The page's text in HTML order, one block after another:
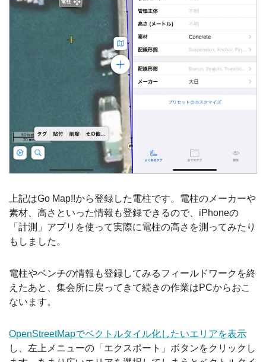
上記はGo Map!!から登録した電柱です。電柱のメーカーや
素材、高さといった情報も登録できるので、iPhoneの
「計測」アプリを使って実際に電柱の高さを測ってみたり
もしました。
電柱やベンチの情報も登録してみるフィールドワークを終
えたあと、集会所に戻ってきて続きの作業はPCからおこ
ないます。
OpenStreetMapでベクトルタイル化したいエリアを表示
し、左上メニューの「エクスポート」ボタンをクリックし